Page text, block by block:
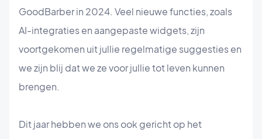
GoodBarber in 2024. Veel nieuwe functies, zoals
AI-integraties en aangepaste widgets, zijn
voortgekomen uit jullie regelmatige suggesties en
we zijn blij dat we ze voor jullie tot leven kunnen
brengen.
Dit jaar hebben we ons ook gericht op het